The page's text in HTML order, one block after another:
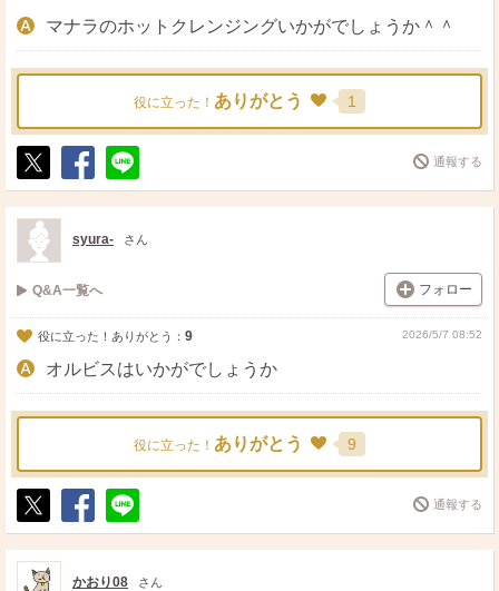
マナラのホットクレンジングいかがでしょうか＾＾
役に立った！ ありがとう 1
ポ
ス
ト
シ
ェ
送
る
通報する
syura- さん
Q&A一覧へ フォロー
役に立った！ありがとう： 9 2026/5/7 08:52
オルビスはいかがでしょうか
役に立った！ ありがとう 9
ポ
ス
ト
シ
ェ
送
る
通報する
かおり08 さん